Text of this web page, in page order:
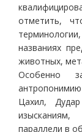
отметить,
названиях
животных,
Особенно
антропонимию
Цахил,
параллели в